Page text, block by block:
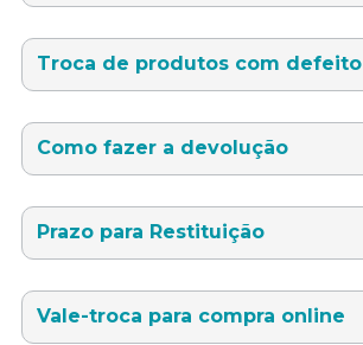
Troca de produtos com defeito
Como fazer a devolução
Prazo para Restituição
Vale-troca para compra online